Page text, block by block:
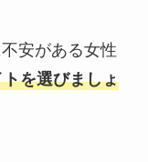
安がある女性
を選びましょ